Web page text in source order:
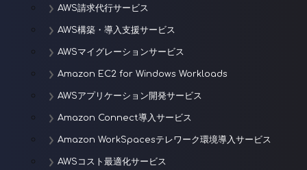
AWS請求代行サービス
AWS構築・導入支援サービス
AWSマイグレーションサービス
Amazon EC2 for Windows Workloads
AWSアプリケーション開発サービス
Amazon Connect導入サービス
Amazon WorkSpacesテレワーク環境導入サービス
AWSコスト最適化サービス